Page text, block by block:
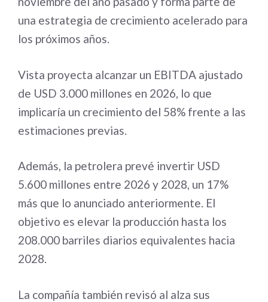
una estrategia de crecimiento acelerado para
los próximos años.
Vista proyecta alcanzar un EBITDA ajustado
de USD 3.000 millones en 2026, lo que
implicaría un crecimiento del 58% frente a las
estimaciones previas.
Además, la petrolera prevé invertir USD
5.600 millones entre 2026 y 2028, un 17%
más que lo anunciado anteriormente. El
objetivo es elevar la producción hasta los
208.000 barriles diarios equivalentes hacia
2028.
La compañía también revisó al alza sus